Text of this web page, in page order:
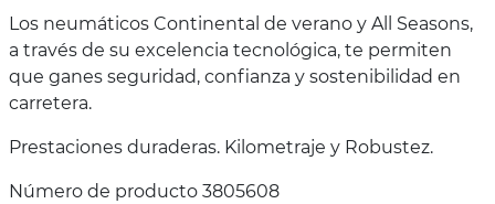
Los neumáticos Continental de verano y All Seasons,
a través de su excelencia tecnológica, te permiten
que ganes seguridad, confianza y sostenibilidad en
carretera.
Prestaciones duraderas. Kilometraje y Robustez.
Número de producto 3805608